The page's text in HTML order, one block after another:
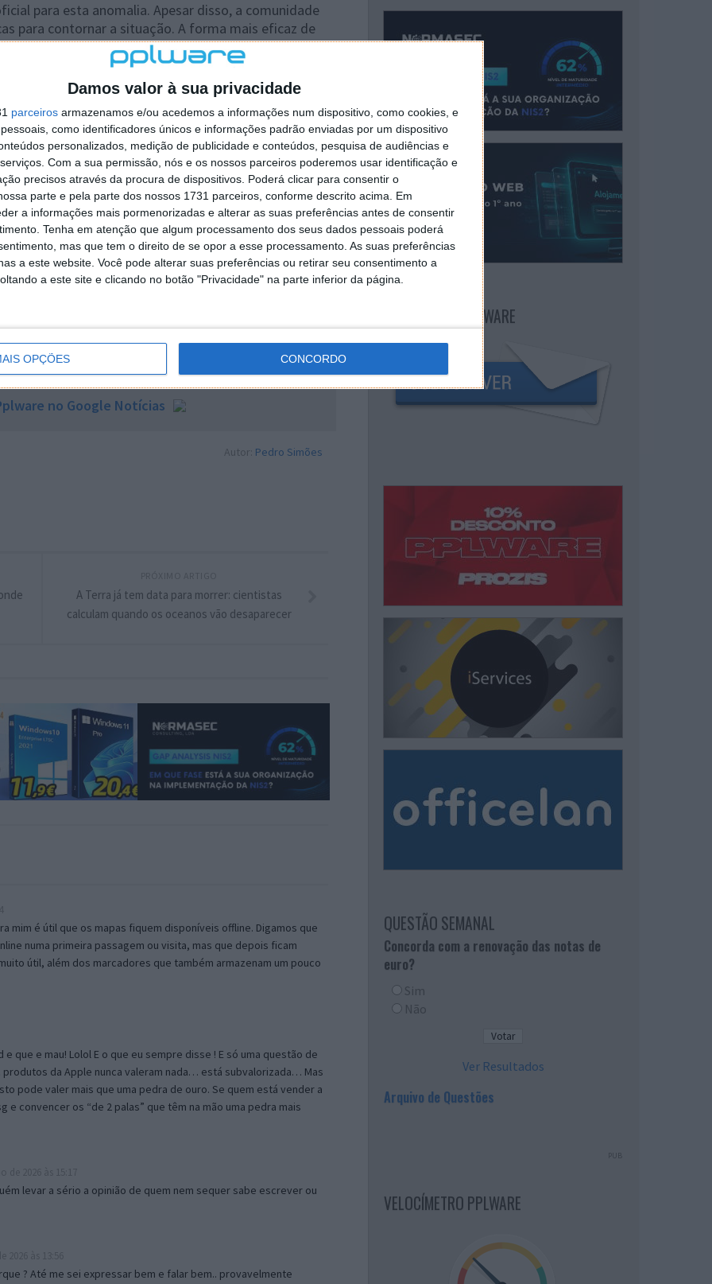
Damos valor à sua privacidade
parceiros armazenamos e/ou acedemos a informações num dispositivo, como cookies, e
como identificadores únicos e informações padrão enviadas por um dispositivo
personalizados, medição de publicidade e conteúdos, pesquisa de audiências e
Com a sua permissão, nós e os nossos parceiros poderemos usar identificação e
precisos através da procura de dispositivos. Poderá clicar para consentir o
parte e pela parte dos nossos 1731 parceiros, conforme descrito acima. Em
a informações mais pormenorizadas e alterar as suas preferências antes de consentir
Tenha em atenção que algum processamento dos seus dados pessoais poderá
mas que tem o direito de se opor a esse processamento. As suas preferências
a este website. Você pode alterar suas preferências ou retirar seu consentimento a
a este site e clicando no botão "Privacidade" na parte inferior da página.
OPÇÕES CONCORDO
para esta anomalia. Apesar disso, a comunidade
para contornar a situação. A forma mais eficaz de
completa. Esta segurança pode ser feita no
deve repor as definições de fábrica do iPhone.
todos os ficheiros temporários corrompidos. Para
através do modo DFU é a mais
do zero e remove qualquer vestígio de lixo
nos menus de configuração. Uma delas passa por
que não são utilizadas. Esta opção liberta espaço
manual da cache do navegador e de outras
o problema.
no Google Notícias
Autor: Pedro Simões
A Terra já tem data para morrer: cientistas
calculam quando os oceanos vão desaparecer
mim é útil que os mapas fiquem disponíveis offline. Digamos que
numa primeira passagem ou visita, mas que depois ficam
útil, além dos marcadores que também armazenam um pouco
e que e mau! Lolol E o que eu sempre disse ! E só uma questão de
da Apple nunca valeram nada… está subvalorizada… Mas
pode valer mais que uma pedra de ouro. Se quem está vender a
e convencer os “de 2 palas” que têm na mão uma pedra mais
levar a sério a opinião de quem nem sequer sabe escrever ou
? Até me sei expressar bem e falar bem.. provavelmente
NEWSLETTER PPLWARE
QUESTÃO SEMANAL
Concorda com a renovação das notas de
euro?
Sim
Não
Ver Resultados
Arquivo de Questões
PUB
VELOCÍMETRO PPLWARE